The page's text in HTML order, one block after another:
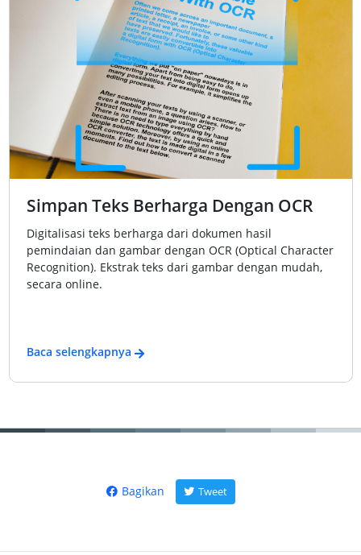
Simpan Teks Berharga Dengan OCR
Digitalisasi teks berharga dari dokumen hasil
pemindaian dan gambar dengan OCR (Optical Character
Recognition). Ekstrak teks dari gambar dengan mudah,
secara online.
Baca selengkapnya
Bagikan Tweet